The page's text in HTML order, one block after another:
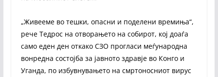
„Живееме во тешки, опасни и поделени времиња“,
рече Тедрос на отворањето на собирот, кој доаѓа
само еден ден откако СЗО прогласи меѓународна
вонредна состојба за јавното здравје во Конго и
Уганда, по избувнувањето на смртоносниот вирус